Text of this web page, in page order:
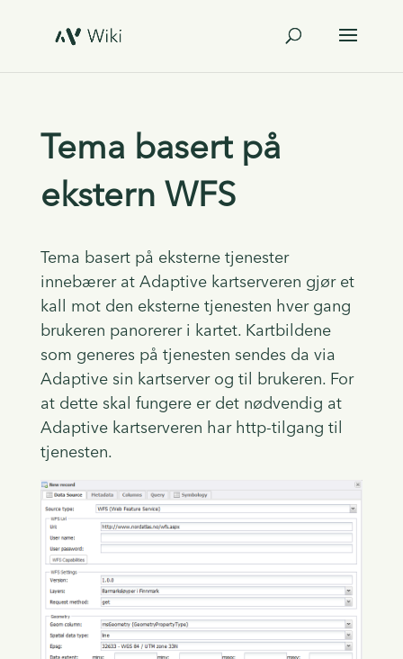
Tema basert på
ekstern WFS
Tema basert på eksterne tjenester
innebærer at Adaptive kartserveren gjør et
kall mot den eksterne tjenesten hver gang
brukeren panorerer i kartet. Kartbildene
som generes på tjenesten sendes da via
Adaptive sin kartserver og til brukeren. For
at dette skal fungere er det nødvendig at
Adaptive kartserveren har http-tilgang til
tjenesten.